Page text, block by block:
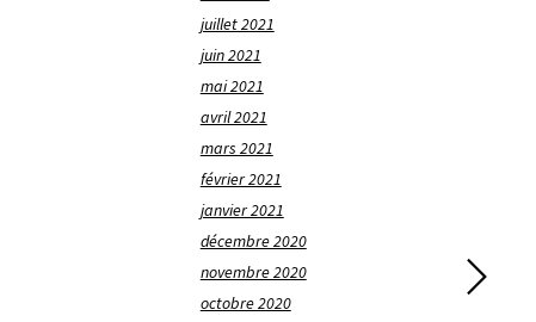
juillet 2021
juin 2021
mai 2021
avril 2021
mars 2021
février 2021
janvier 2021
décembre 2020
novembre 2020
octobre 2020